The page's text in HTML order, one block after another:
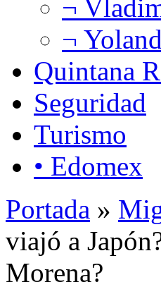
¬
¬
Quintana
Seguridad
Turismo
• Edomex
Portada »
viajó a
Morena?